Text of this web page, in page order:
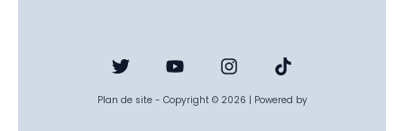
Plan de site- Copyright © 2026 | Powered by